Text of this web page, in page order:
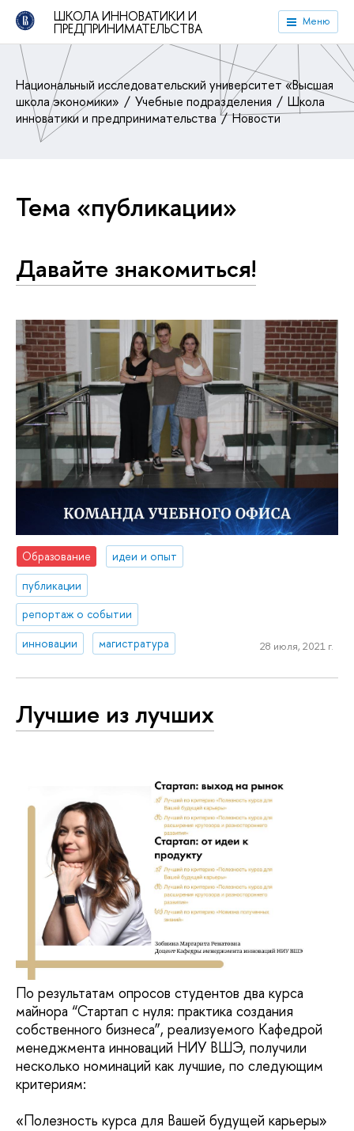
ШКОЛА ИННОВАТИКИ И
ПРЕДПРИНИМАТЕЛЬСТВА Меню
Национальный исследовательский университет «Высшая
школа экономики»
Учебные подразделения
Школа
инноватики и предпринимательства
Новости
Тема «публикации»
Давайте знакомиться!
Образование
идеи и опыт
публикации
репортаж о событии
инновации
магистратура 28 июля, 2021 г.
Лучшие из лучших
По результатам опросов студентов два курса
майнора “Стартап с нуля: практика создания
собственного бизнеса”, реализуемого Кафедрой
менеджмента инноваций НИУ ВШЭ, получили
несколько номинаций как лучшие, по следующим
критериям:
«Полезность курса для Вашей будущей карьеры»